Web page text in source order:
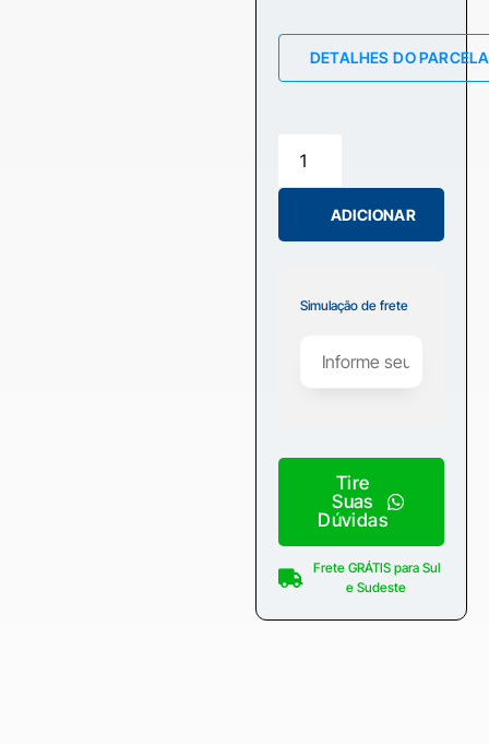
DETALHES DO
ADICIONAR
Simulação de frete
Tire
Suas
Dúvidas
Frete GRÁTIS para Sul
e Sudeste